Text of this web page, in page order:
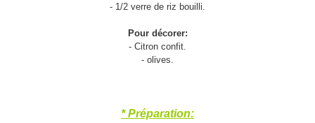
- 1/2 verre de riz bouilli.
Pour décorer:
- Citron confit.
- olives.
* Préparation: